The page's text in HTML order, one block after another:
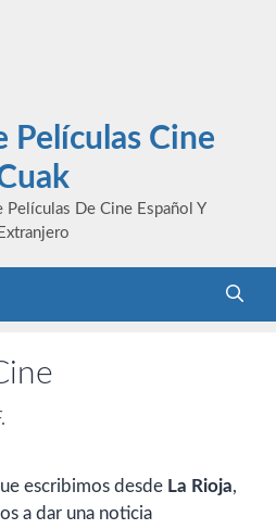
Películas Cine
Películas De Cine Español Y
Extranjero
escribimos desde La Rioja,
a dar una noticia